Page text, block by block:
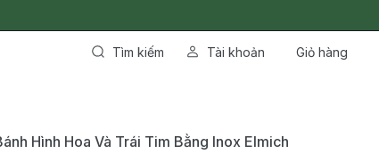
Tìm kiếm Tài khoản Giỏ hàng
Hình Hoa Và Trái Tim Bằng Inox Elmich